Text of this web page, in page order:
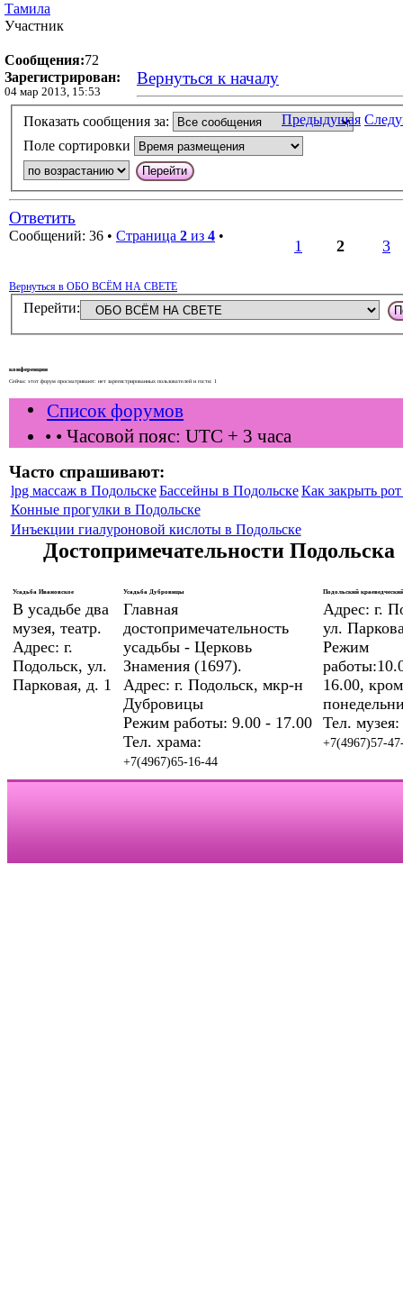
Тамила
Участник
Сообщения:72
Зарегистрирован:
04 мар 2013, 15:53
Вернуться к началу
Предыдущая
Показать сообщения за:
Поле сортировки
Ответить
Сообщений: 36 • Страница 2 из 4 •
1 2 3
Вернуться в ОБО ВСЁМ НА СВЕТЕ
Перейти:
конференции
Сейчас этот форум просматривают: нет зарегистрированных пользователей и гости: 1
Список форумов
• • Часовой пояс: UTC + 3 часа
Часто спрашивают:
lpg массаж в Подольске Бассейны в ПодольскеКак закрыть
Конные прогулки в Подольске
Инъекции гиалуроновой кислоты в Подольске
Достопримечательности Подольска
Усадьба Ивановское
В усадьбе два
музея, театр.
Адрес: г.
Подольск, ул.
Парковая, д. 1
Усадьба Дубровицы
Главная
достопримечательность
усадьбы - Церковь
Знамения (1697).
Адрес: г. Подольск, мкр-н
Дубровицы
Режим работы: 9.00 - 17.00
Тел. храма:
+7(4967)65-16-44
Подольский
Адрес: г.
ул.
Режим
16.00,
Тел. музея:
+7(4967)57-